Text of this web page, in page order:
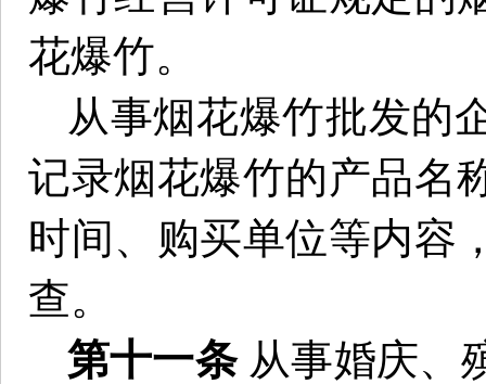
花爆竹。
从事烟花爆竹批发的
记录烟花爆竹的产品名
时间、购买单位等内容
查。
第十一条 从事婚庆、